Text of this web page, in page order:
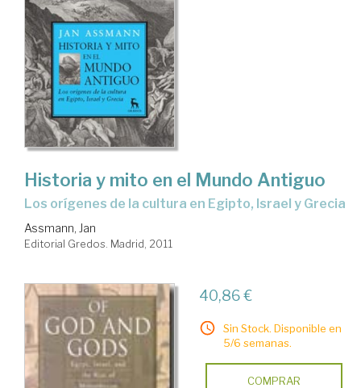
Historia y mito en el Mundo Antiguo
los orígenes de la cultura en Egipto, Israel y Grecia
Assmann, Jan
Editorial Gredos. Madrid, 2011
40,86 €
Sin Stock. Disponible en
5/6 semanas.
COMPRAR